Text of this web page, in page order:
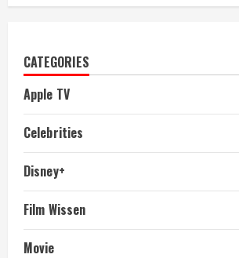
CATEGORIES
Apple TV
Celebrities
Disney+
Film Wissen
Movie